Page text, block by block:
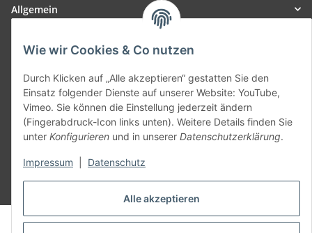
Alle akzeptieren
Wie wir Cookies & Co nutzen
Durch Klicken auf „Alle akzeptieren“ gestatten Sie den
Einsatz folgender Dienste auf unserer Website: YouTube,
Vimeo. Sie können die Einstellung jederzeit ändern
(Fingerabdruck-Icon links unten). Weitere Details finden Sie
unter Konfigurieren und in unserer Datenschutzerklärung.
Impressum Datenschutz
Allgemein
Teil unseres Netzwerks:
Vertrag widerrufen
© voltmaster.de